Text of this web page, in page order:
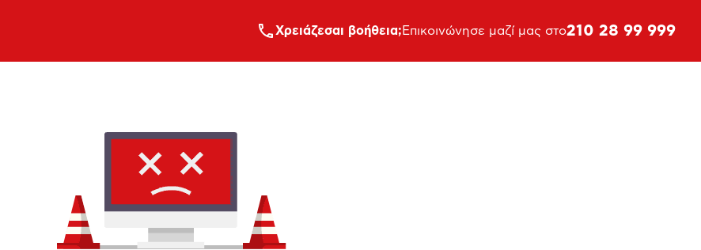
Xρειάζεσαι βοήθεια; Επικοινώνησε μαζί μας στο210 28 99 999